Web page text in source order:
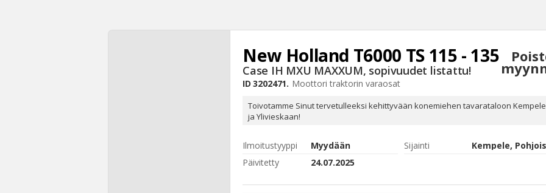
New Holland T6000 TS 115 - 135
Case IH MXU MAXXUM, sopivuudet listattu!
ID3202471. Moottoritraktorin varaosat
Toivotamme Sinut tervetulleeksi kehittyvään konemiehen tavarataloon
ja Ylivieskaan!
Ilmoitustyyppi Myydään Sijainti
Päivitetty
24.07.2025